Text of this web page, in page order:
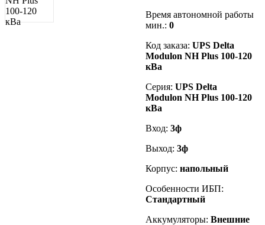
Время автономной работы
мин.: 0
Код заказа: UPS Delta
Modulon NH Plus 100-120
кВа
Серия: UPS Delta
Modulon NH Plus 100-120
кВа
Вход: 3ф
Выход: 3ф
Корпус: напольный
Особенности ИБП:
Стандартный
Аккумуляторы: Внешние